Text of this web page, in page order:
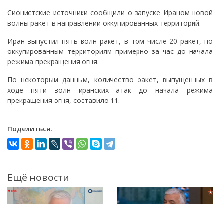
Сионистские источники сообщили о запуске Ираном новой
волны ракет в направлении оккупированных территорий.
Иран выпустил пять волн ракет, в том числе 20 ракет, по
оккупированным территориям примерно за час до начала
режима прекращения огня.
По некоторым данным, количество ракет, выпущенных в
ходе пяти волн иранских атак до начала режима
прекращения огня, составило 11.
Поделиться:
Ещё новости